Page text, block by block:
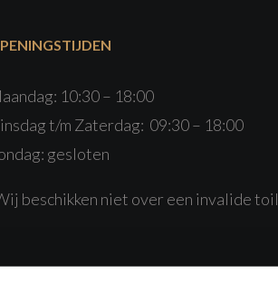
10:30 – 18:00
t/m Zaterdag: 09:30 – 18:00
gesloten
beschikken niet over een invalide